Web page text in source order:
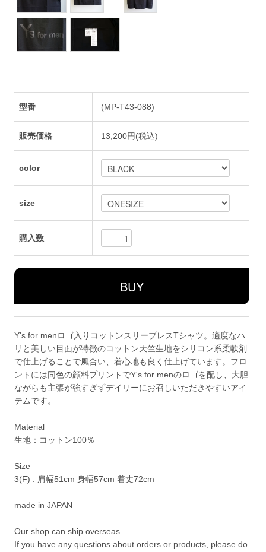
型番 (MP-T43-088)
販売価格 13,200円(税込)
color
size
購入数
Y's for menロゴ入りコットンスリーブレスTシャツ。適度なハ
リと美しい目面が特徴のコットン天竺生地をシリコン系柔軟剤
で仕上げることで風合い、着心地も良く仕上げています。フロ
ントには同色の顔料プリントでY's for menのロゴを配し、大胆
ながらも主張が強すぎずデイリーにお召しいただきやすいアイ
テムです。
Material
生地：コットン100％
Size
3(F) : 肩幅51cm 身幅57cm 着丈72cm
made in JAPAN
Our shop can ship overseas.
If you have any questions about orders or products, please do